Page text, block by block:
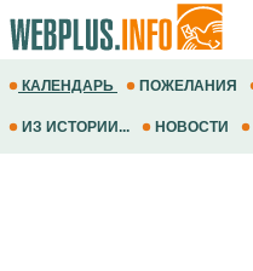
КАЛЕНДАРЬ ПОЖЕЛАНИЯ
ИЗ ИСТОРИИ... НОВОСТИ